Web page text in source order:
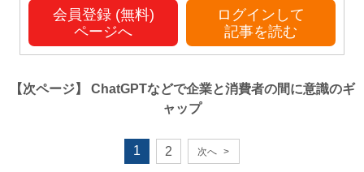
会員登録 (無料)
ページへ
ログインして
記事を読む
【次ページ】
ChatGPTなどで企業と消費者の間に意識のギ
ャップ
1 2 次へ >